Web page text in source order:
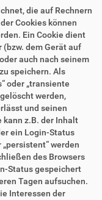
die auf Rechnern
Cookies können
Ein Cookie dient
(bzw. dem Gerät auf
auch nach seinem
speichern. Als
oder „transiente
werden,
und seinen
kann z.B. der Inhalt
ein Login-Status
werden
des Browsers
Status gespeichert
Tagen aufsuchen.
Interessen der